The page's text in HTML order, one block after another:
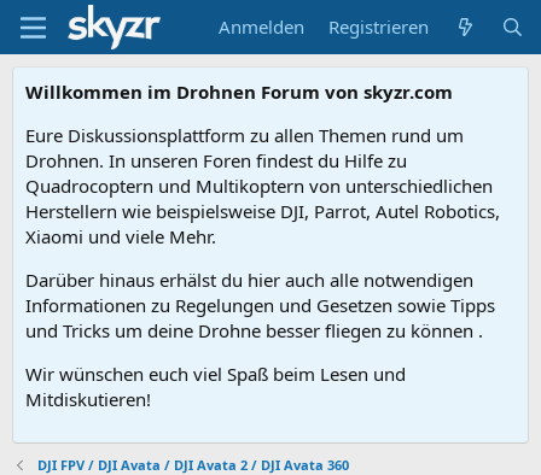
Anmelden Registrieren
Willkommen im Drohnen Forum von skyzr.com
Eure Diskussionsplattform zu allen Themen rund um
Drohnen. In unseren Foren findest du Hilfe zu
Quadrocoptern und Multikoptern von unterschiedlichen
Herstellern wie beispielsweise DJI, Parrot, Autel Robotics,
Xiaomi und viele Mehr.
Darüber hinaus erhälst du hier auch alle notwendigen
Informationen zu Regelungen und Gesetzen sowie Tipps
und Tricks um deine Drohne besser fliegen zu können .
Wir wünschen euch viel Spaß beim Lesen und
Mitdiskutieren!
DJI FPV / DJI Avata / DJI Avata 2 / DJI Avata 360